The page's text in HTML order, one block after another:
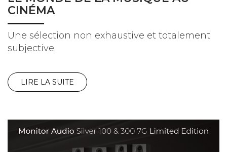
CINÉMA
Une sélection non exhaustive et totalement
subjective.
LIRE LA SUITE